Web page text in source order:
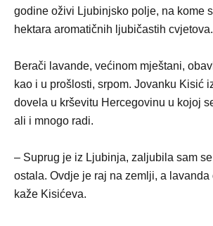
godine oživi Ljubinjsko polje, na kome
hektara aromatičnih ljubičastih cvjetova.
Berači lavande, većinom mještani,
kao i u prošlosti, srpom. Jovanku Kisić
dovela u krševitu Hercegovinu u kojoj
ali i mnogo radi.
– Suprug je iz Ljubinja, zaljubila sam
ostala. Ovdje je raj na zemlji, a lavanda
kaže Kisićeva.